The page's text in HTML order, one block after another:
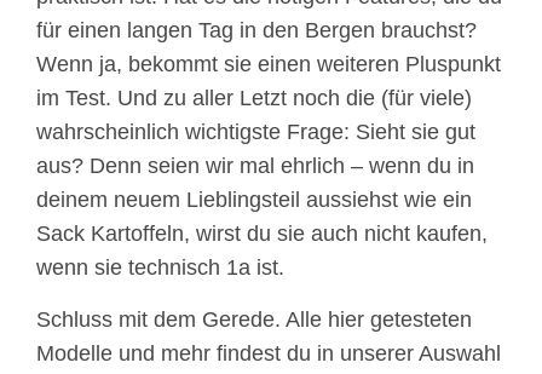
für einen langen Tag in den Bergen brauchst?
Wenn ja, bekommt sie einen weiteren Pluspunkt
im Test. Und zu aller Letzt noch die (für viele)
wahrscheinlich wichtigste Frage: Sieht sie gut
aus? Denn seien wir mal ehrlich – wenn du in
deinem neuem Lieblingsteil aussiehst wie ein
Sack Kartoffeln, wirst du sie auch nicht kaufen,
wenn sie technisch 1a ist.
Schluss mit dem Gerede. Alle hier getesteten
Modelle und mehr findest du in unserer Auswahl